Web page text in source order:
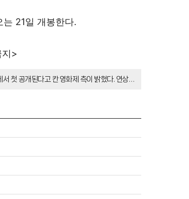
21일 개봉한다.
>
첫 공개된다고 칸 영화제 측이 밝혔다. 연상호